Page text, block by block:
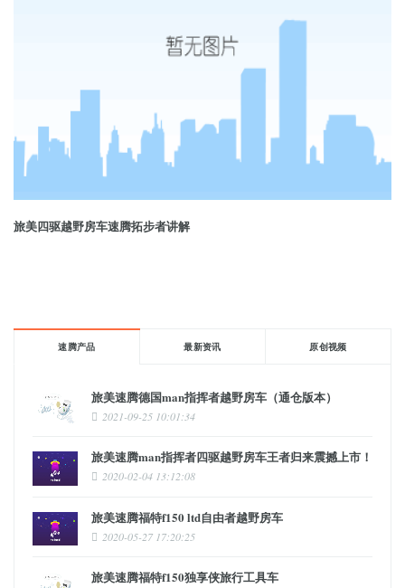
旅美四驱越野房车速腾拓步者讲解
速腾产品 最新资讯 原创视频
旅美速腾德国man指挥者越野房车（通仓版本）
2021-09-25 10:01:34
旅美速腾man指挥者四驱越野房车王者归来震撼上市！
2020-02-04 13:12:08
旅美速腾福特f150 ltd自由者越野房车
2020-05-27 17:20:25
旅美速腾福特f150独享侠旅行工具车